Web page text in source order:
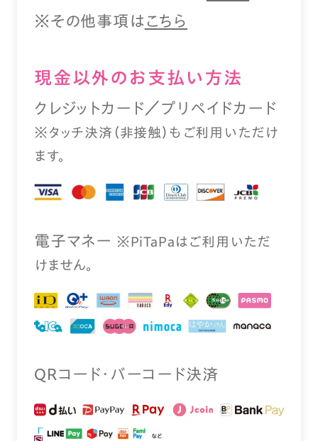
※その他事項は こちら
現⾦以外のお⽀払い⽅法
クレジットカード／プリペイドカード
※タッチ決済（⾮接触）もご利⽤いただけ
ます。
電⼦マネー ※PiTaPaはご利⽤いただ
けません。
QRコード・バーコード決済